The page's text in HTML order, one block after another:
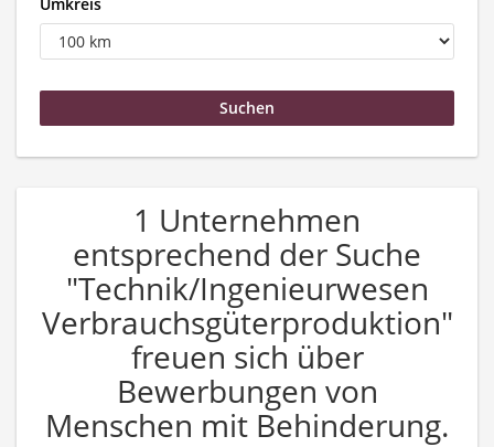
Umkreis
1 Unternehmen
entsprechend der Suche
"Technik/Ingenieurwesen
Verbrauchsgüterproduktion"
freuen sich über
Bewerbungen von
Menschen mit Behinderung.